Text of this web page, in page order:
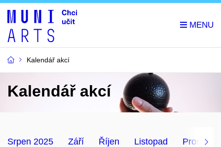
Kalendář akcí
Kalendář akcí
Srpen 2025 Září Říjen Listopad Prosinec